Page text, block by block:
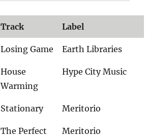
Track Label
Losing Game Earth Libraries
House
Warming
Hype City Music
Stationary Meritorio
The Perfect
Meritorio